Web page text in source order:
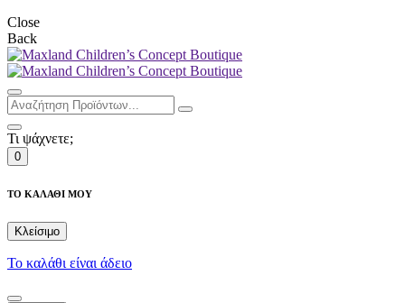
Close
Back
Τι ψάχνετε;
0
ΤΟ ΚΑΛΑΘΙ ΜΟΥ
Κλείσιμο
Το καλάθι είναι άδειο